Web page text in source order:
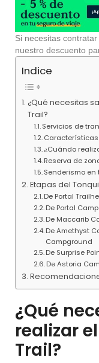
Si necesitas
nuestro descuento
Indice
¿Qué necesitas
Trail?
Servicios de
¿Cuándo
Reserva de
Senderismo en
Etapas del
De Portal
De Portal
De Maccarib
De Amethyst
Campground
De Surprise
De Astoria
¿Qué
realizar
Trail?